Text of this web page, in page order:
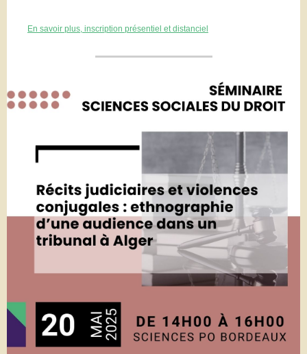
En savoir plus, inscription présentiel et distanciel